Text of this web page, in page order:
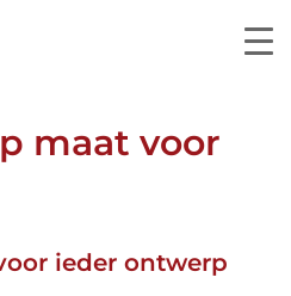
maat voor
ieder ontwerp